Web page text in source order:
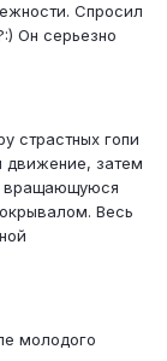
Спросил
Он серьезно
страстных гопи
движение, затем
вращающуюся
Весь
молодого